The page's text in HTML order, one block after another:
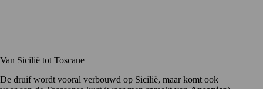
Van Sicilië tot Toscane
De druif wordt vooral verbouwd op Sicilië, maar komt ook